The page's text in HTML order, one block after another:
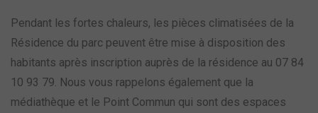
Pendant les fortes chaleurs, les pièces climatisées de la
Résidence du parc peuvent être mise à disposition des
habitants après inscription auprès de la résidence au 07 84
10 93 79. Nous vous rappelons également que la
médiathèque et le Point Commun qui sont des espaces